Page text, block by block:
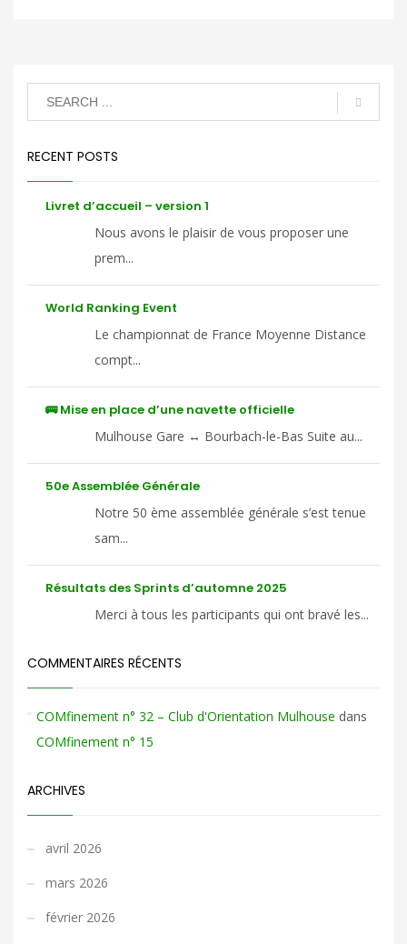
RECENT POSTS
Livret d’accueil – version 1
Nous avons le plaisir de vous proposer une
prem...
World Ranking Event
Le championnat de France Moyenne Distance
compt...
🚌 Mise en place d’une navette officielle
Mulhouse Gare ↔ Bourbach-le-Bas Suite au...
50e Assemblée Générale
Notre 50 ème assemblée générale s’est tenue
sam...
Résultats des Sprints d’automne 2025
Merci à tous les participants qui ont bravé les...
COMMENTAIRES RÉCENTS
COMfinement n° 32 – Club d'Orientation Mulhouse dans
COMfinement n° 15
ARCHIVES
avril 2026
mars 2026
février 2026